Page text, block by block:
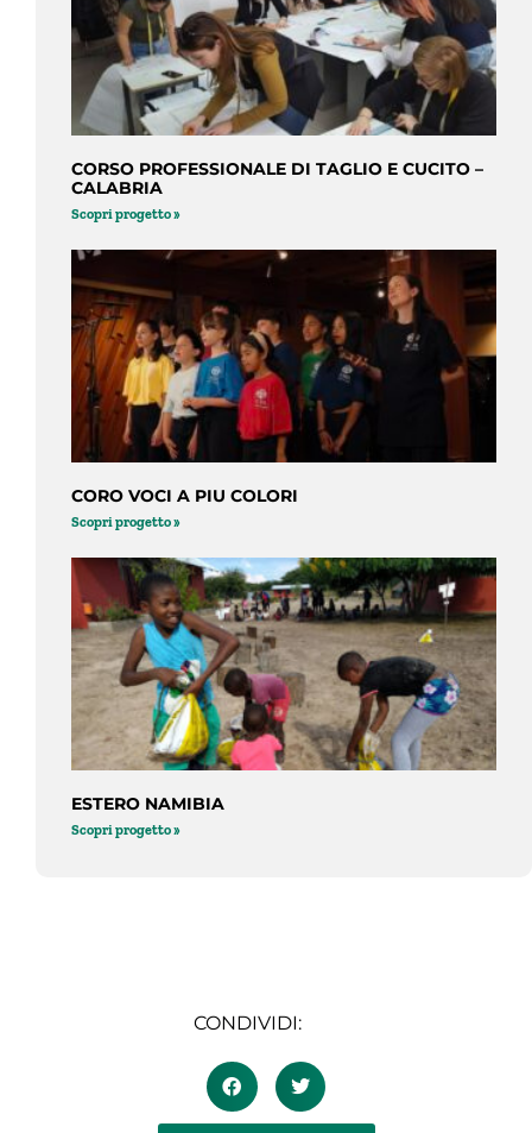
CORSO PROFESSIONALE DI TAGLIO E CUCITO –
CALABRIA
Scopri progetto »
CORO VOCI A PIU COLORI
Scopri progetto »
ESTERO NAMIBIA
Scopri progetto »
CONDIVIDI: